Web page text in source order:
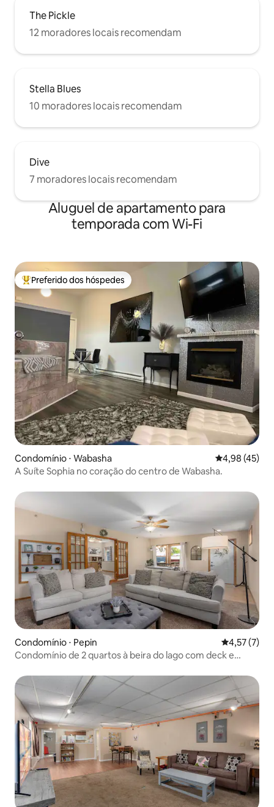
The Pickle
12 moradores locais recomendam
Stella Blues
10 moradores locais recomendam
Dive
7 moradores locais recomendam
Aluguel de apartamento para
temporada com Wi-Fi
Entre os melhores preferidos dos hóspedes
Preferido dos hóspedes
Condomínio ⋅ Wabasha 4,98 de uma
4,98 (45)
A Suíte Sophia no coração do centro de Wabasha.
Condomínio ⋅ Pepin 4,57 de
4,57 (7)
Condomínio de 2 quartos à beira do lago com deck e